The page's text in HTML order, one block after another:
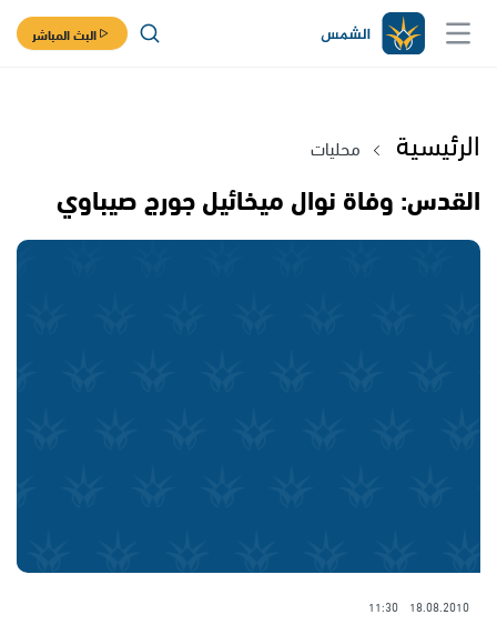
البث المباشر
الرئيسية محليات
القدس: وفاة نوال ميخائيل جورج صيباوي
18.08.2010
11:30